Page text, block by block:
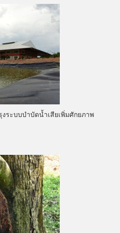
ระบบบำบัดน้ำเสียเพิ่มศักยภาพ